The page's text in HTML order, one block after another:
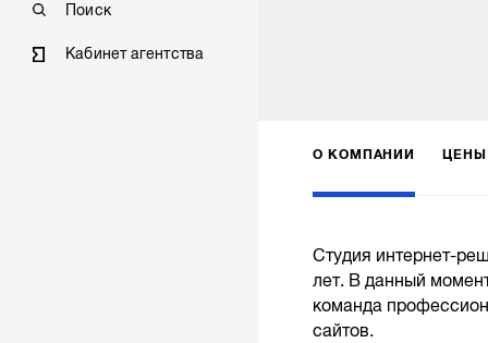
Поиск
Кабинет агентства
О КОМПАНИИ ЦЕНЫ
Студия интернет-
лет. В данный
команда
сайтов.